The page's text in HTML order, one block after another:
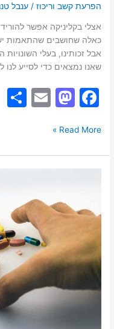
הפרעת קשב וריכוז /ענבל
אצלי בקליניקה אפשר
כאלה שחושבים שהתאמות יש
אבל זכותינו, בעלי
שאנו נמצאים כדי לסייע לנו
F
c
e
b
o
M
st
o
d
n
E
l
Read More »
הפסיכוסוציאלי
היעיל
בהפרעת
קשב
וריכוז?